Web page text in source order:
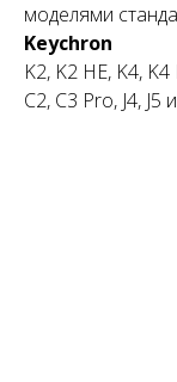
моделями
Keychron
K2, K2 HE, K4,
C2, C3 Pro, J4, J5